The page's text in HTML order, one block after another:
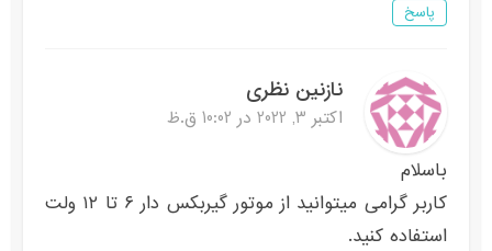
پاسخ
نازنین نظری
اکتبر 3, 2022 در 10:02 ق.ظ
باسلام
کاربر گرامی میتوانید از موتور گیربکس دار ۶ تا ۱۲ ولت
استفاده کنید.